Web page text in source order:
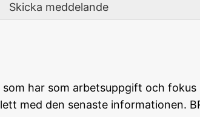
Skicka meddelande
har som arbetsuppgift och
med den senaste informationen.